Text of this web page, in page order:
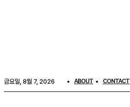
금요일, 8월 7, 2026 ABOUT CONTACT